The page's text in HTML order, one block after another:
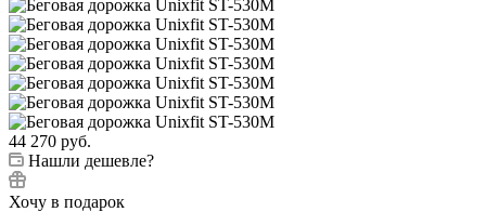
44 270 руб.
Нашли дешевле?
Хочу в подарок